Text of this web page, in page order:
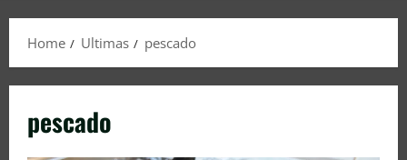
Home Ultimas pescado
pescado